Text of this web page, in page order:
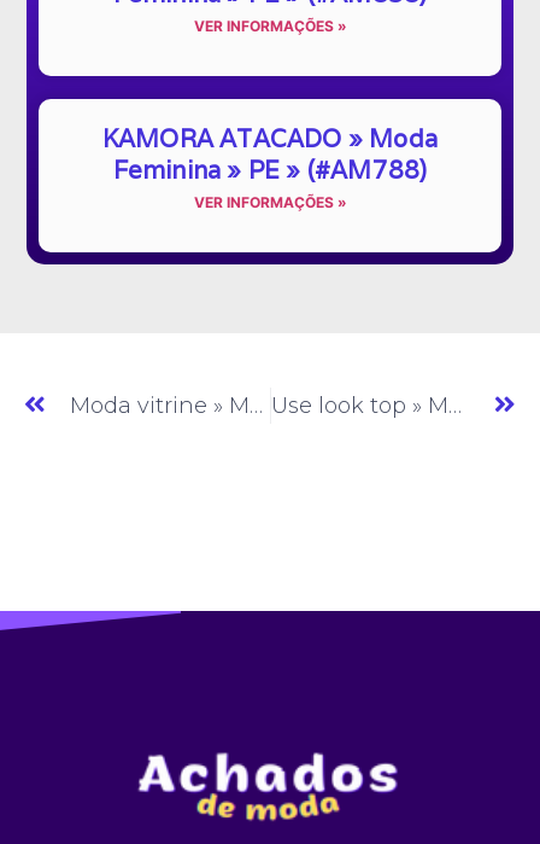
VER INFORMAÇÕES »
KAMORA ATACADO » Moda
Feminina » PE » (#AM788)
VER INFORMAÇÕES »
Moda vitrine » Moda Feminina » PE » (#AM241) Use look top » Moda Feminina » PE » (#AM243)